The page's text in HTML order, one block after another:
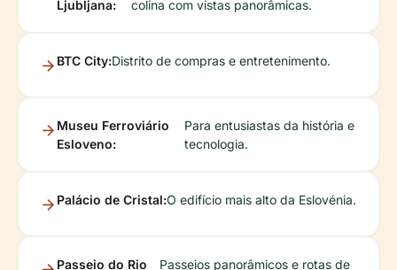
Ljubljana:
colina com vistas panorâmicas.
BTC City:Distrito de compras e entretenimento.
Museu Ferroviário
Esloveno:
Para entusiastas da história e
tecnologia.
Palácio de Cristal:O edifício mais alto da Eslovénia.
Passeio do Rio
Passeios panorâmicos e rotas de